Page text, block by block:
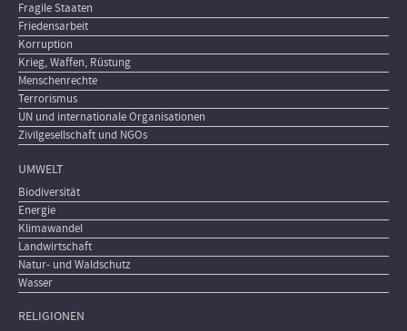
Fragile Staaten
Friedensarbeit
Korruption
Krieg, Waffen, Rüstung
Menschenrechte
Terrorismus
UN und internationale Organisationen
Zivilgesellschaft und NGOs
UMWELT
Biodiversität
Energie
Klimawandel
Landwirtschaft
Natur- und Waldschutz
Wasser
RELIGIONEN